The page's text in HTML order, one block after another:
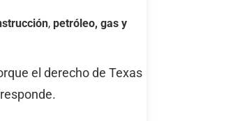
, petróleo, gas y
el derecho de Texas